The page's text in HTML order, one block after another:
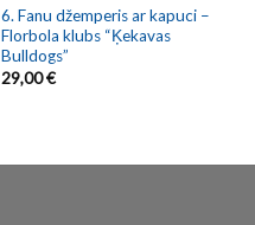
6. Fanu džemperis ar kapuci –
Florbola klubs “Ķekavas
Bulldogs”
29,00€